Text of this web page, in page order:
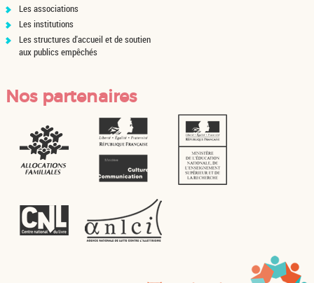
Les associations
Les institutions
Les structures d'accueil et de soutien
aux publics empêchés
Nos partenaires